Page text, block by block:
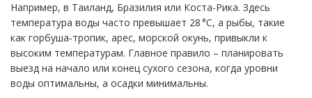
Например, в Таиланд, Бразилия или Коста-Рика. Здесь
температура воды часто превышает 28 °C, а рыбы, такие
как горбуша‑тропик, арес, морской окунь, привыкли к
высоким температурам. Главное правило – планировать
выезд на начало или конец сухого сезона, когда уровни
воды оптимальны, а осадки минимальны.